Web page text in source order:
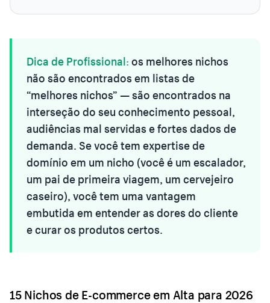
Dica de Profissional: os melhores nichos
não são encontrados em listas de
“melhores nichos” — são encontrados na
interseção do seu conhecimento pessoal,
audiências mal servidas e fortes dados de
demanda. Se você tem expertise de
domínio em um nicho (você é um escalador,
um pai de primeira viagem, um cervejeiro
caseiro), você tem uma vantagem
embutida em entender as dores do cliente
e curar os produtos certos.
15 Nichos de E-commerce em Alta para 2026